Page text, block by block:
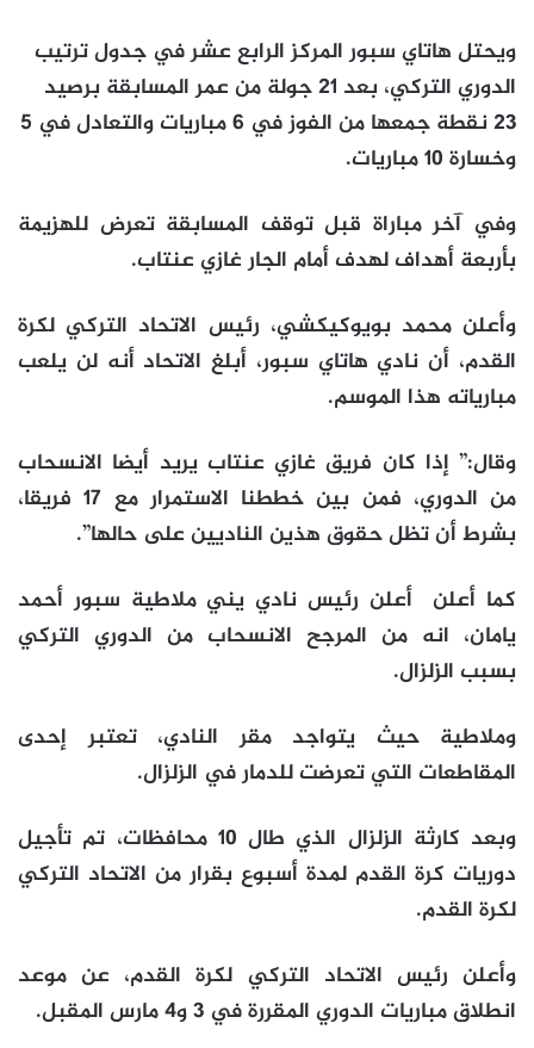
ويحتل هاتاي سبور المركز الرابع عشر في جدول ترتيب
الدوري التركي، بعد 21 جولة من عمر المسابقة برصيد
23 نقطة جمعها من الفوز في 6 مباريات والتعادل في 5
وخسارة 10 مباريات.
وفي آخر مباراة قبل توقف المسابقة تعرض للهزيمة
بأربعة أهداف لهدف أمام الجار غازي عنتاب.
وأعلن محمد بويوكيكشي، رئيس الاتحاد التركي لكرة
القدم، أن نادي هاتاي سبور، أبلغ الاتحاد أنه لن يلعب
مبارياته هذا الموسم.
وقال:” إذا كان فريق غازي عنتاب يريد أيضا الانسحاب
من الدوري، فمن بين خططنا الاستمرار مع 17 فريقا،
بشرط أن تظل حقوق هذين الناديين على حالها”.
كما أعلن أعلن رئيس نادي يني ملاطية سبور أحمد
يامان، انه من المرجح الانسحاب من الدوري التركي
بسبب الزلزال.
وملاطية حيث يتواجد مقر النادي، تعتبر إحدى
المقاطعات التي تعرضت للدمار في الزلزال.
وبعد كارثة الزلزال الذي طال 10 محافظات، تم تأجيل
دوريات كرة القدم لمدة أسبوع بقرار من الاتحاد التركي
لكرة القدم.
وأعلن رئيس الاتحاد التركي لكرة القدم، عن موعد
انطلاق مباريات الدوري المقررة في 3 و4 مارس المقبل.